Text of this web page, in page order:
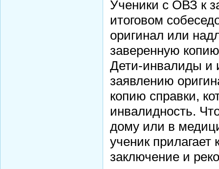
Ученики с ОВЗ к
итоговом
оригинал или
заверенную
Дети-инвалиды и
заявлению
копию справки,
инвалидность.
дому или в
ученик
заключение и